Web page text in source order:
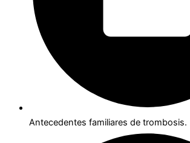
Antecedentes familiares de trombosis.